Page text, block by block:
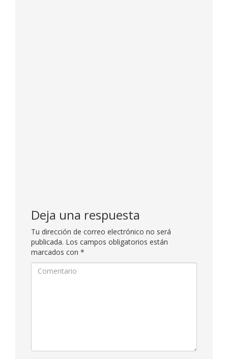
Deja una respuesta
Tu dirección de correo electrónico no será
publicada. Los campos obligatorios están
marcados con *